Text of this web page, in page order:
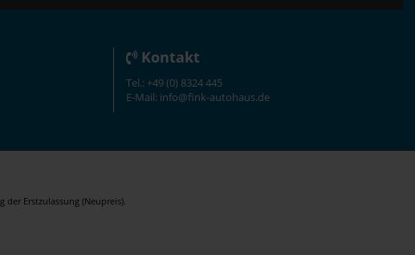
Kontakt
Tel.: +49 (0) 8324 445
E-Mail: info@fink-autohaus.de
Erstzulassung (Neupreis).